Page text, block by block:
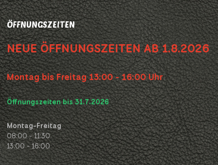
ÖFFNUNGSZEITEN
NEUE ÖFFNUNGSZEITEN AB 1.8.2026
Montag bis Freitag 13:00 - 16:00 Uhr
Öffnungszeiten bis 31.7.2026
Montag-Freitag
08:00 - 11:30
13:00 - 16:00